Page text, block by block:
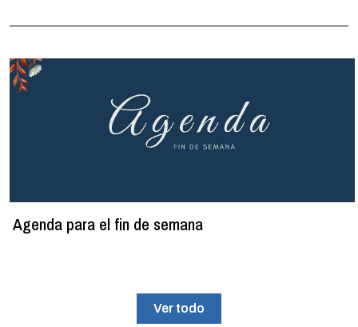
Agenda para el fin de semana
Ver todo